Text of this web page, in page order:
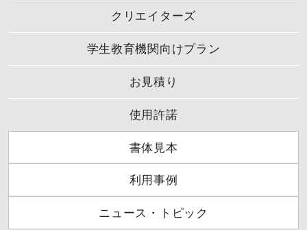
クリエイターズ
学生教育機関向けプラン
お見積り
使用許諾
書体見本
利用事例
ニュース・トピック